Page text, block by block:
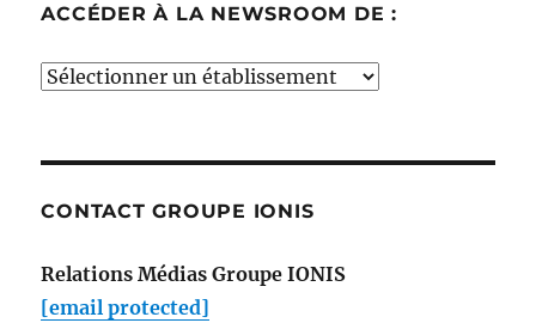
ACCÉDER À LA NEWSROOM DE :
Accéder
de
CONTACT GROUPE IONIS
Relations Médias Groupe IONIS
[email protected]